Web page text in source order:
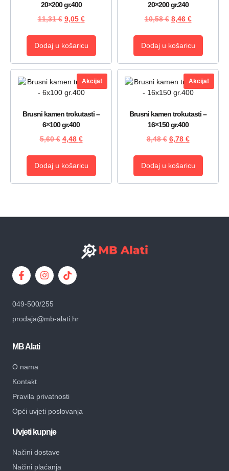
20×200 gr.400
11,31€ 9,05 €
Dodaj u košaricu
20×200 gr.240
10,58€ 8,46 €
Dodaj u košaricu
Akcija!
Brusni kamen trokutasti –
6×100 gr.400
5,60€ 4,48 €
Dodaj u košaricu
Akcija!
Brusni kamen trokutasti –
16×150 gr.400
8,48€ 6,78 €
Dodaj u košaricu
049-500/255
prodaja@mb-alati.hr
MB Alati
O nama
Kontakt
Pravila privatnosti
Opći uvjeti poslovanja
Uvjeti kupnje
Načini dostave
Načini plaćanja